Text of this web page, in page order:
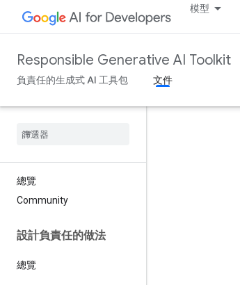
模型
Responsible Generative AI Toolkit
負責任的生成式 AI 工具包 文件
總覽
Community
設計負責任的做法
總覽